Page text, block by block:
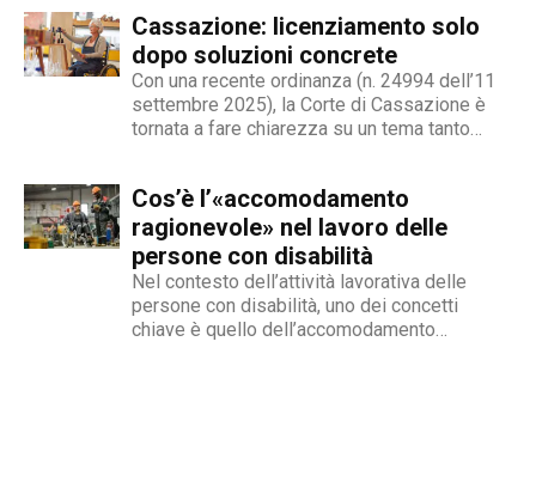
un’opzione commerciale né un dato di di fatto,
ma...
Cassazione: licenziamento solo
dopo soluzioni concrete
Con una recente ordinanza (n. 24994 dell’11
settembre 2025), la Corte di Cassazione è
tornata a fare chiarezza su un tema tanto
che, a causa di una sopraggiunta disabilità,
non è più...
Cos’è l’«accomodamento
ragionevole» nel lavoro delle
persone con disabilità
Nel contesto dell’attività lavorativa delle
persone con disabilità, uno dei concetti
chiave è quello dell’accomodamento